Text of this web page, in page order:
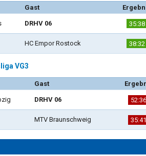
Gast
DRHV 06 35:38
HC Empor Rostock 38:32
VG3
Gast
DRHV 06 52:36
MTV Braunschweig 35:41